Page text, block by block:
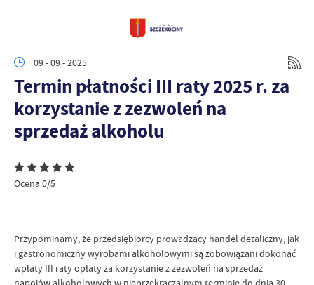
09 - 09 - 2025
Termin płatności III raty 2025 r. za
korzystanie z zezwoleń na
sprzedaż alkoholu
Ocena 0/5
Przypominamy, że przedsiębiorcy prowadzący handel detaliczny, jak
i gastronomiczny wyrobami alkoholowymi są zobowiązani dokonać
wpłaty III raty opłaty za korzystanie z zezwoleń na sprzedaż